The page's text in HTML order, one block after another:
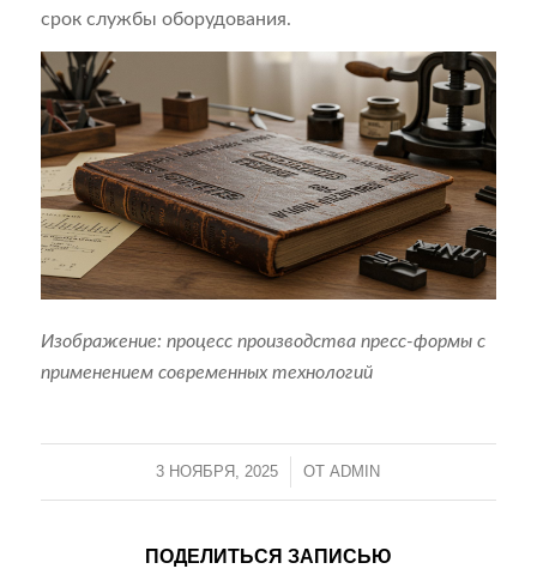
срок службы оборудования.
Изображение: процесс производства пресс-формы с
применением современных технологий
3 НОЯБРЯ, 2025
/ ОТADMIN
ПОДЕЛИТЬСЯ ЗАПИСЬЮ